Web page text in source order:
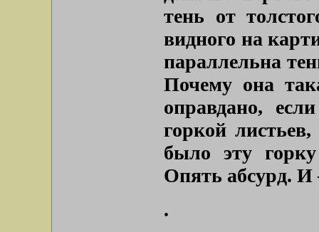
тень от
видного на
параллельна
Почему она
оправдано,
горкой
было эту
Опять абсурд. И
.